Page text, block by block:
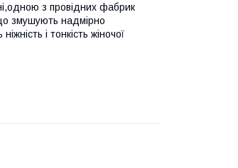
з провідних фабрик
змушують надмірно
і тонкість жіночої